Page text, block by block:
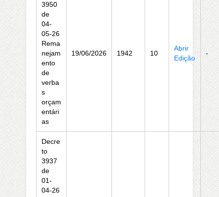
3950
de
04-
05-26
Rema
nejam
ento
de
verba
s
orçam
entári
as
19/06/2026 1942 10
Abrir
Edição
-
Decre
to
3937
de
01-
04-26